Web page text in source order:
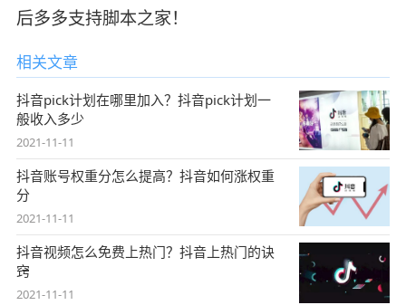
后多多支持脚本之家！
相关文章
抖音pick计划在哪里加入？抖音pick计划一
般收入多少
2021-11-11
抖音账号权重分怎么提高？抖音如何涨权重
分
2021-11-11
抖音视频怎么免费上热门？抖音上热门的诀
窍
2021-11-11